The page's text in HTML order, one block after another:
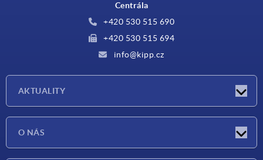
Centrála
+420 530 515 690
+420 530 515 694
info@kipp.cz
AKTUALITY
O NÁS